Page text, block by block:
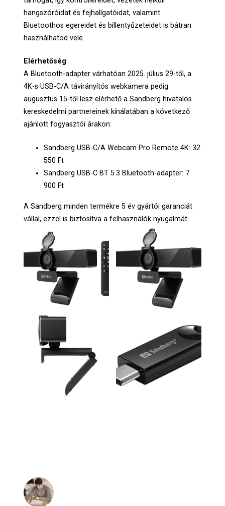
hangszóróidat és fejhallgatóidat, valamint
Bluetoothos egereidet és billentyűzeteidet is bátran
használhatod vele.
Elérhetőség
A Bluetooth-adapter várhatóan 2025. július 29-től, a
4K-s USB-C/A távirányítós webkamera pedig
augusztus 15-től lesz elérhető a Sandberg hivatalos
kereskedelmi partnereinek kínálatában a következő
ajánlott fogyasztói árakon:
Sandberg USB-C/A Webcam Pro Remote 4K: 32
550 Ft
Sandberg USB-C BT 5.3 Bluetooth-adapter: 7
900 Ft
A Sandberg minden termékre 5 év gyártói garanciát
vállal, ezzel is biztosítva a felhasználók nyugalmát.